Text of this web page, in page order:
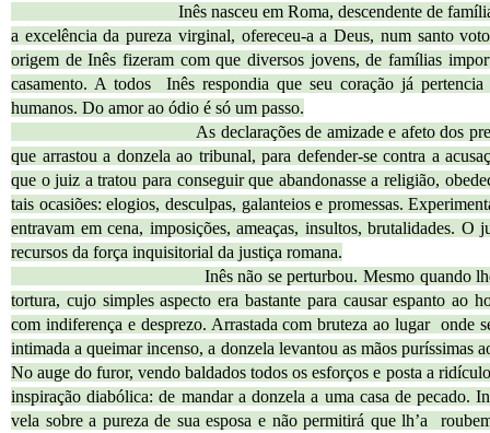
Inês nasceu em Roma, descendente de família
a excelência da pureza virginal, ofereceu-a a Deus, num santo
origem de Inês fizeram com que diversos jovens, de famílias
casamento. A todos Inês respondia que seu coração já
humanos. Do amor ao ódio é só um passo.
As declarações de amizade e afeto dos
que arrastou a donzela ao tribunal, para defender-se contra a
que o juiz a tratou para conseguir que abandonasse a religião,
tais ocasiões: elogios, desculpas, galanteios e promessas.
entravam em cena, imposições, ameaças, insultos, brutalidades. O
recursos da força inquisitorial da justiça romana.
Inês não se perturbou. Mesmo quando lhe
tortura, cujo simples aspecto era bastante para causar espanto ao
com indiferença e desprezo. Arrastada com bruteza ao lugar onde
intimada a queimar incenso, a donzela levantou as mãos puríssimas
No auge do furor, vendo baldados todos os esforços e posta a
inspiração diabólica: de mandar a donzela a uma casa de pecado.
vela sobre a pureza de sua esposa e não permitirá que lh’a